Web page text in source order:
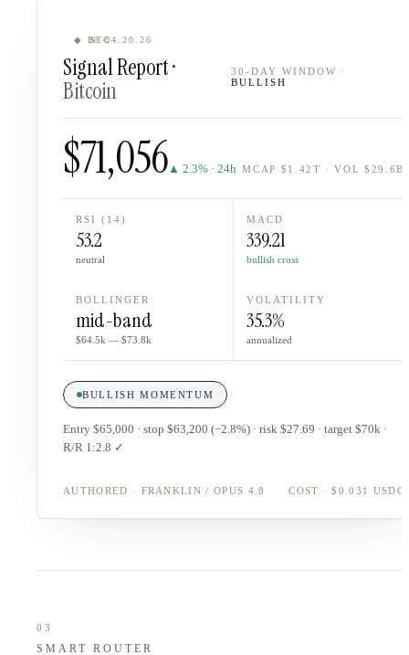
◆ BTC
№ 04.20.26
Signal Report ·
Bitcoin
30-DAY WINDOW ·
BULLISH
$71,056▲ 2.3% · 24h MCAP $1.42T · VOL $29.6B
RSI (14)
53.2
neutral
MACD
339.21
bullish cross
BOLLINGER
mid-band
$64.5k — $73.8k
VOLATILITY
35.3%
annualized
BULLISH MOMENTUM
Entry $65,000 · stop $63,200 (−2.8%) · risk $27.69 · target $70k ·
R/R 1:2.8 ✓
AUTHORED · FRANKLIN / OPUS 4.8 COST · $0.031 USDC
03
SMART ROUTER